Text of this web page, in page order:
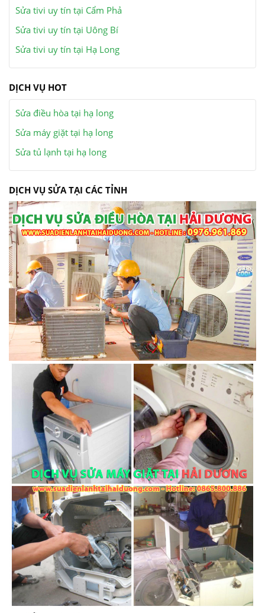
Sửa tivi uy tín tại Cẩm Phả
Sửa tivi uy tín tại Uông Bí
Sửa tivi uy tín tại Hạ Long
DỊCH VỤ HOT
Sửa điều hòa tại hạ long
Sửa máy giặt tại hạ long
Sửa tủ lạnh tại hạ long
DỊCH VỤ SỬA TẠI CÁC TỈNH